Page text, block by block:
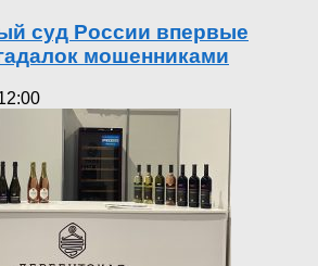
суд России впервые
мошенниками